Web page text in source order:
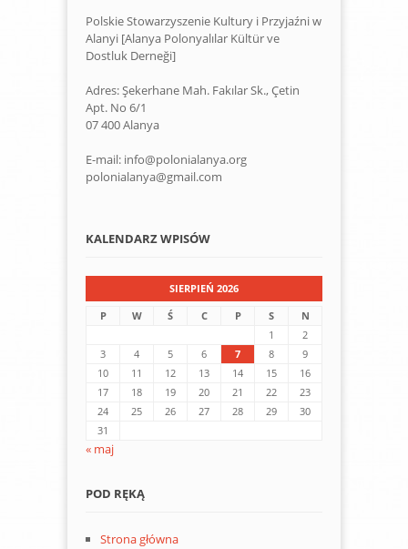
Polskie Stowarzyszenie Kultury i Przyjaźni w
Alanyi [Alanya Polonyalılar Kültür ve
Dostluk Derneği]
Adres: Şekerhane Mah. Fakılar Sk., Çetin
Apt. No 6/1
07 400 Alanya
E-mail: info@polonialanya.org
polonialanya@gmail.com
KALENDARZ WPISÓW
SIERPIEŃ 2026
P
W Ś C P S
N
1
2
3
4 5 6 7 8
9
10
11 12 13 14 15
16
17
18 19 20 21 22
23
24
25 26 27 28 29
30
31
« maj
POD RĘKĄ
Strona główna